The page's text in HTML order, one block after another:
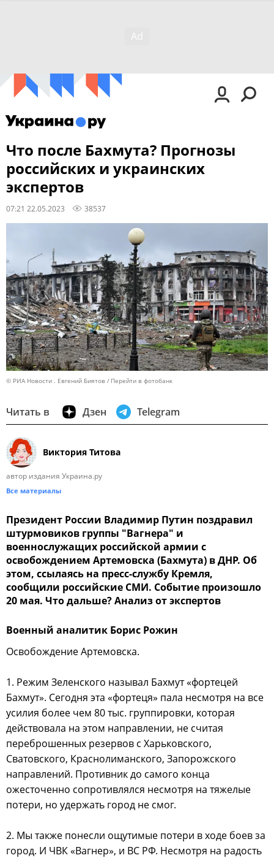
Что после Бахмута? Прогнозы
российских и украинских
экспертов
07:21 22.05.2023 38537
© РИА Новости . Евгений Биятов Перейти в фотобанк
Читать в Дзен Telegram
Виктория Титова
автор издания Украина.ру
Все материалы
Президент России Владимир Путин поздравил
штурмовиков группы "Вагнера" и
военнослужащих российской армии с
освобождением Артемовска (Бахмута) в ДНР. Об
этом, ссылаясь на пресс-службу Кремля,
сообщили российские СМИ. Событие произошло
20 мая. Что дальше? Анализ от экспертов
Военный аналитик Борис Рожин
Освобождение Артемовска.
1. Режим Зеленского называл Бахмут «фортецей
Бахмут». Сегодня эта «фортеця» пала несмотря на все
усилия более чем 80 тыс. группировки, которая
действовала на этом направлении, не считая
переброшенных резервов с Харьковского,
Сватовского, Краснолиманского, Запорожского
направлений. Противник до самого конца
ожесточенно сопротивлялся несмотря на тяжелые
потери, но удержать город не смог.
2. Мы также понесли ощутимые потери в ходе боев за
город. И ЧВК «Вагнер», и ВС РФ. Несмотря на радость